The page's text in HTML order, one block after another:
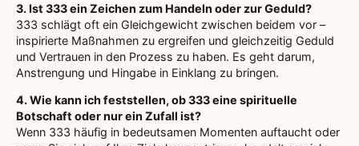
3. Ist 333 ein Zeichen zum Handeln oder zur Geduld?
333 schlägt oft ein Gleichgewicht zwischen beidem vor –
inspirierte Maßnahmen zu ergreifen und gleichzeitig Geduld
und Vertrauen in den Prozess zu haben. Es geht darum,
Anstrengung und Hingabe in Einklang zu bringen.
4. Wie kann ich feststellen, ob 333 eine spirituelle
Botschaft oder nur ein Zufall ist?
Wenn 333 häufig in bedeutsamen Momenten auftaucht oder